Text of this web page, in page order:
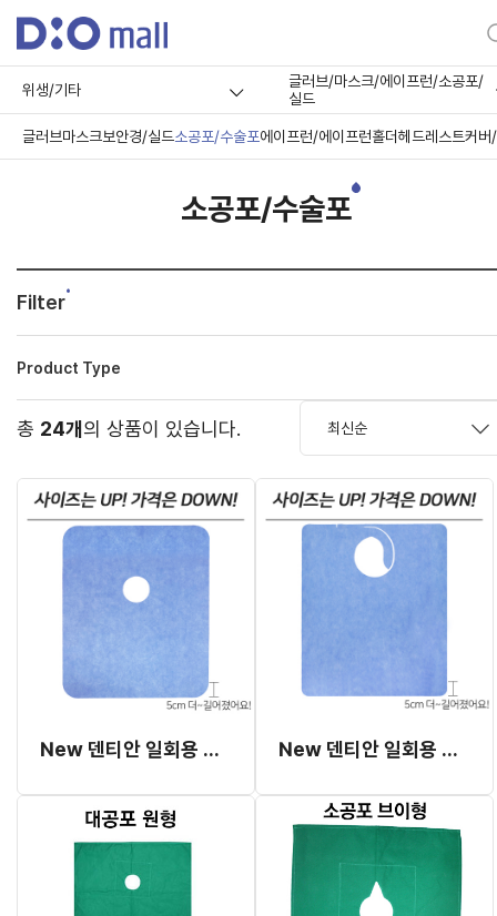
위생/기타
글러브/마스크/에이프런/소공포/
실드
글러브마스크보안경/실드소공포/수술포에이프런/에이프런홀더헤드레스트커버
소공포/수술포
Filter
Product Type
총 24개의 상품이 있습니다.
New 덴티안 일회용 부직포 소공포 (46cm x 55cm) New 덴티안 일회용 부직포 에이프런 (46cm x 55cm)